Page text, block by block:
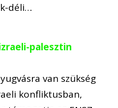
déli…
palesztin
van szükség
konfliktusban,